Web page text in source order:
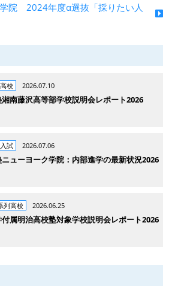
院 2024年度α選抜「採りたい人
校 2026.07.10
南藤沢高等部学校説明会レポート2026
試 2026.07.06
ューヨーク学院：内部進学の最新状況2026
列高校 2026.06.25
属明治高校塾対象学校説明会レポート2026